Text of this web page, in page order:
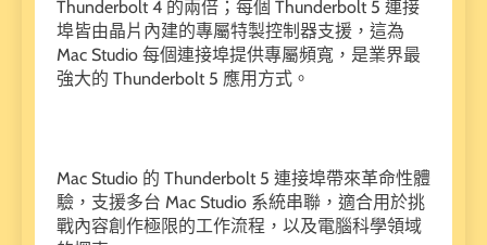
Thunderbolt 4 的兩倍；每個 Thunderbolt 5 連接
埠皆由晶片內建的專屬特製控制器支援，這為
Mac Studio 每個連接埠提供專屬頻寬，是業界最
強大的 Thunderbolt 5 應用方式。
Mac Studio 的 Thunderbolt 5 連接埠帶來革命性體
驗，支援多台 Mac Studio 系統串聯，適合用於挑
戰內容創作極限的工作流程，以及電腦科學領域